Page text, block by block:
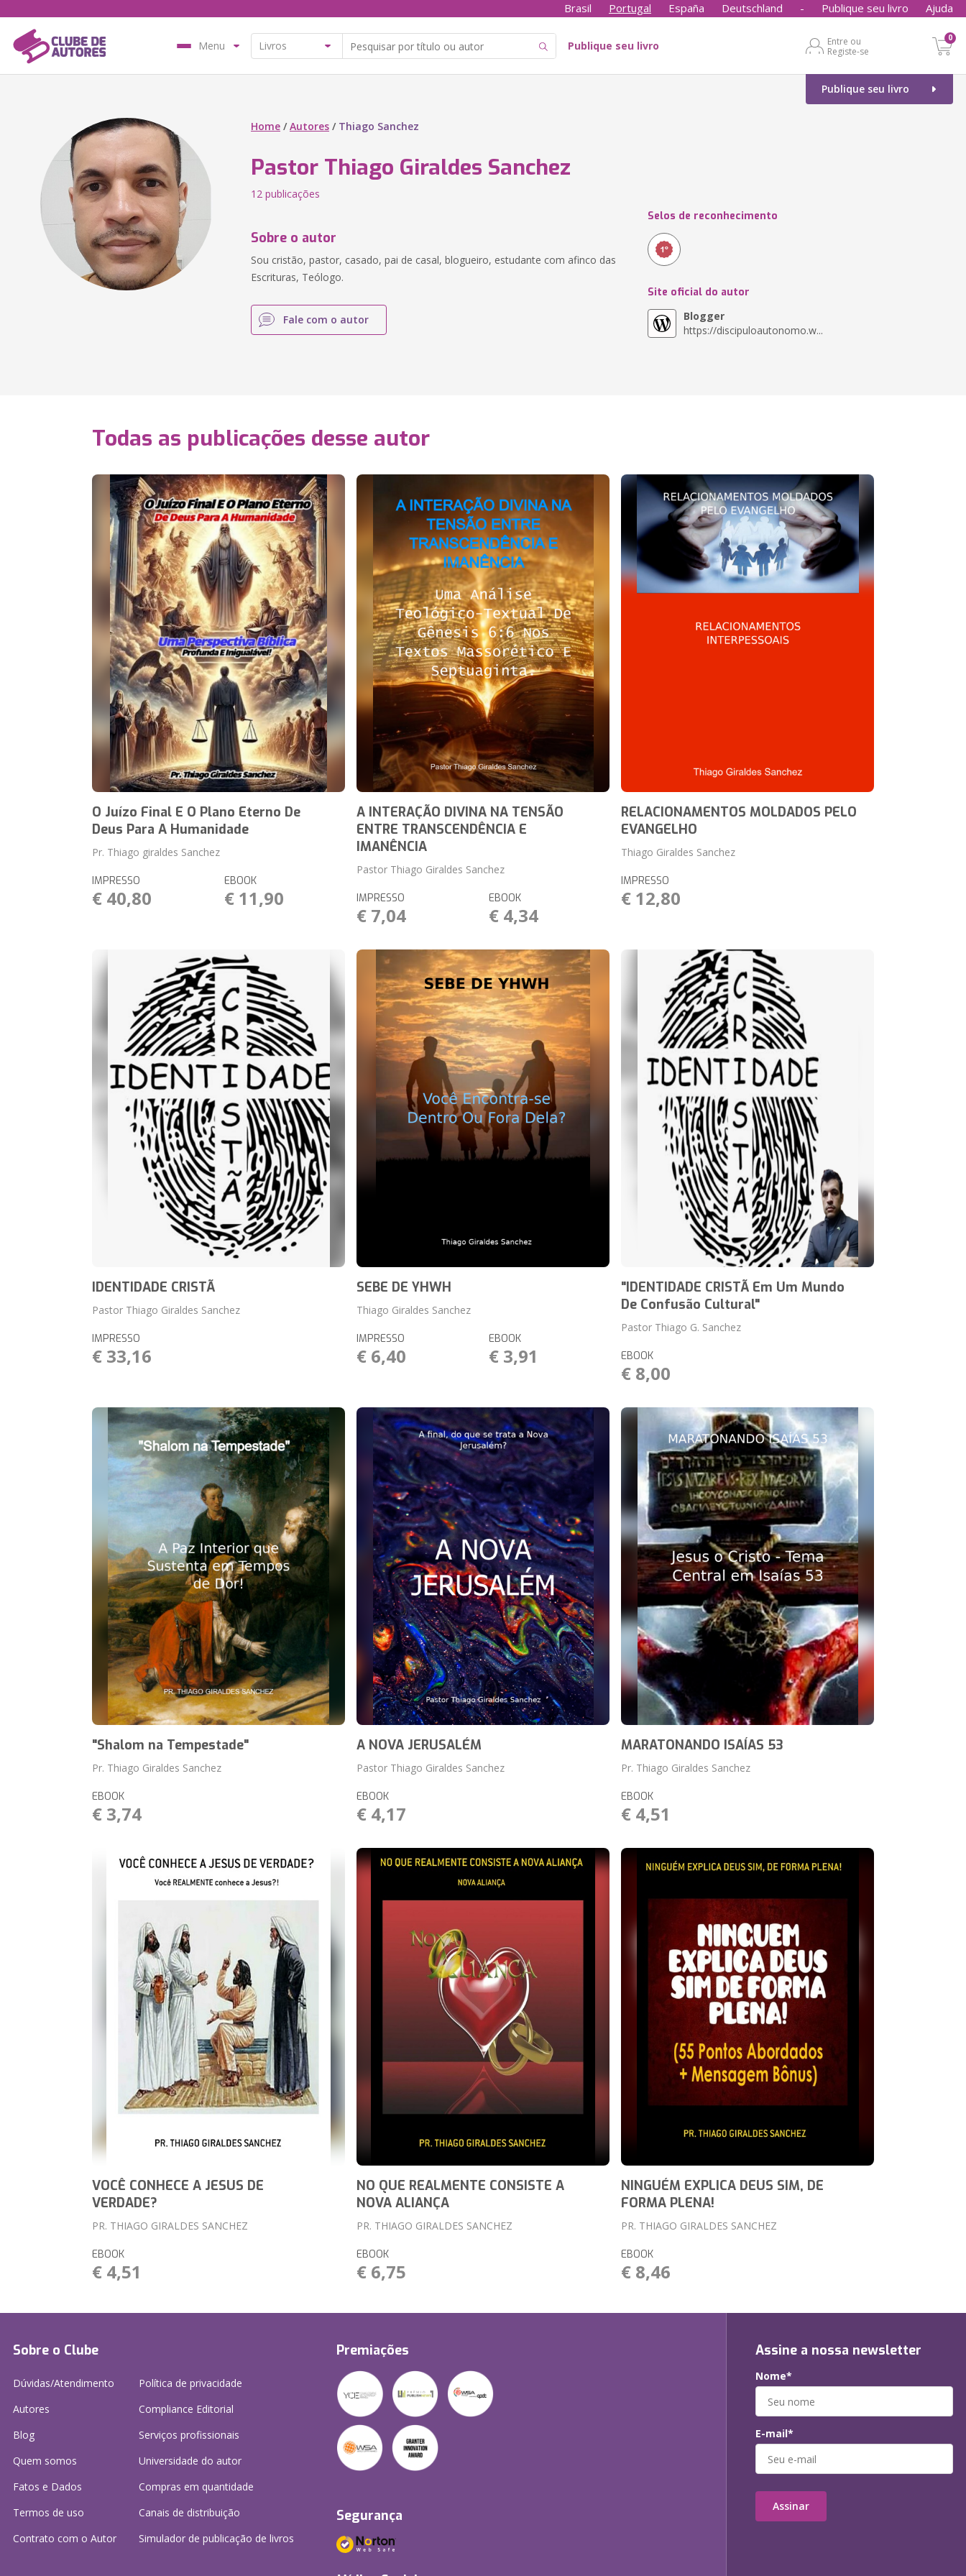
Brasil Portugal España Deutschland - Publique seu livro Ajuda
Menu Publique seu livro
Entre ou
Registe-se
0
Publique seu livro
Home /Autores / Thiago Sanchez
Pastor Thiago Giraldes Sanchez
12 publicações
Sobre o autor
Sou cristão, pastor, casado, pai de casal, blogueiro, estudante com afinco das
Escrituras, Teólogo.
Fale com o autor
Selos de reconhecimento
Site oficial do autor
Blogger
https://discipuloautonomo.w...
Todas as publicações desse autor
O Juízo Final E O Plano Eterno De
Deus Para A Humanidade
Pr. Thiago giraldes Sanchez
IMPRESSO
€ 40,80
EBOOK
€ 11,90
A INTERAÇÃO DIVINA NA TENSÃO
ENTRE TRANSCENDÊNCIA E
IMANÊNCIA
Pastor Thiago Giraldes Sanchez
IMPRESSO
€ 7,04
EBOOK
€ 4,34
RELACIONAMENTOS MOLDADOS PELO
EVANGELHO
Thiago Giraldes Sanchez
IMPRESSO
€ 12,80
IDENTIDADE CRISTÃ
Pastor Thiago Giraldes Sanchez
IMPRESSO
€ 33,16
SEBE DE YHWH
Thiago Giraldes Sanchez
IMPRESSO
€ 6,40
EBOOK
€ 3,91
"IDENTIDADE CRISTÃ Em Um Mundo
De Confusão Cultural"
Pastor Thiago G. Sanchez
EBOOK
€ 8,00
"Shalom na Tempestade"
Pr. Thiago Giraldes Sanchez
EBOOK
€ 3,74
A NOVA JERUSALÉM
Pastor Thiago Giraldes Sanchez
EBOOK
€ 4,17
MARATONANDO ISAÍAS 53
Pr. Thiago Giraldes Sanchez
EBOOK
€ 4,51
VOCÊ CONHECE A JESUS DE
VERDADE?
PR. THIAGO GIRALDES SANCHEZ
EBOOK
€ 4,51
NO QUE REALMENTE CONSISTE A
NOVA ALIANÇA
PR. THIAGO GIRALDES SANCHEZ
EBOOK
€ 6,75
NINGUÉM EXPLICA DEUS SIM, DE
FORMA PLENA!
PR. THIAGO GIRALDES SANCHEZ
EBOOK
€ 8,46
Sobre o Clube
Dúvidas/Atendimento
Autores
Blog
Quem somos
Fatos e Dados
Termos de uso
Contrato com o Autor
Política de privacidade
Compliance Editorial
Serviços profissionais
Universidade do autor
Compras em quantidade
Canais de distribuição
Simulador de publicação de livros
Premiações
Segurança
Assine a nossa newsletter
Nome*
E-mail*
Assinar